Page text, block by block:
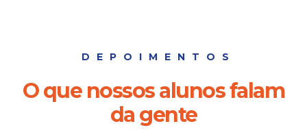
DEPOIMENTOS
O que nossos alunos falam
da gente